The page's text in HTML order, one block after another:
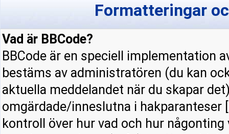
Formatteringar
Vad är BBCode?
BBCode är en speciell implementation
bestäms av administratören (du kan
aktuella meddelandet när du skapar
omgärdade/inneslutna i hakparanteser
kontroll över hur vad och hur